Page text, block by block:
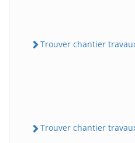
Trouver chantier travaux
Trouver chantier travaux